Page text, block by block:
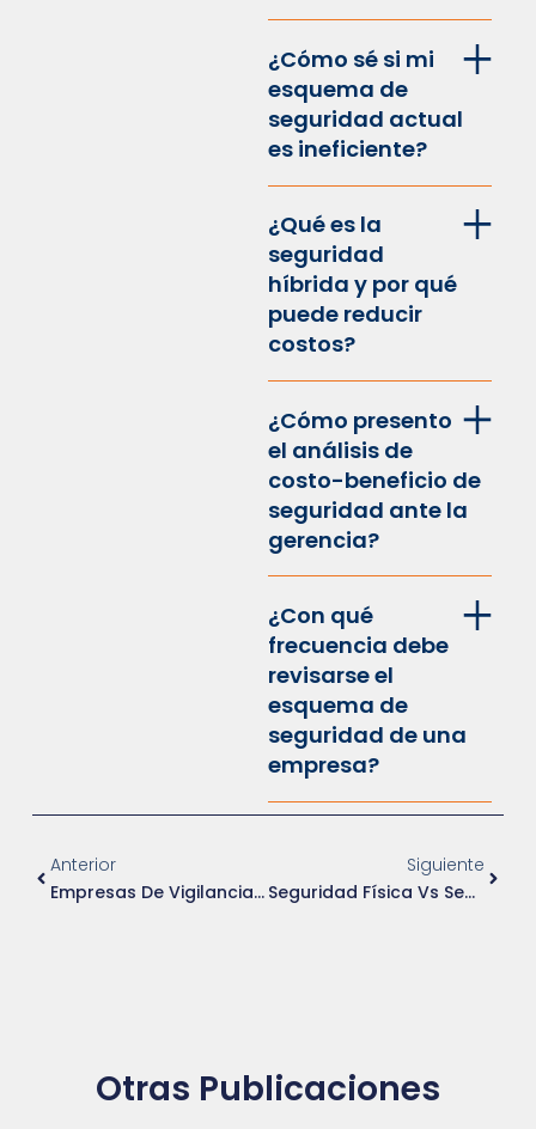
¿Cómo sé si mi
esquema de
seguridad actual
es ineficiente?
¿Qué es la
seguridad
híbrida y por qué
puede reducir
costos?
¿Cómo presento
el análisis de
costo-beneficio de
seguridad ante la
gerencia?
¿Con qué
frecuencia debe
revisarse el
esquema de
seguridad de una
empresa?
Anterior
Empresas De Vigilancia En Colombia: Cómo Comparar Servicios, Tecnología Y Capacidad Operativa
Siguiente
Seguridad Física Vs Seguridad Electrónica: Diferencias, Ventajas Y Cuándo Usar Cada Una
Otras Publicaciones